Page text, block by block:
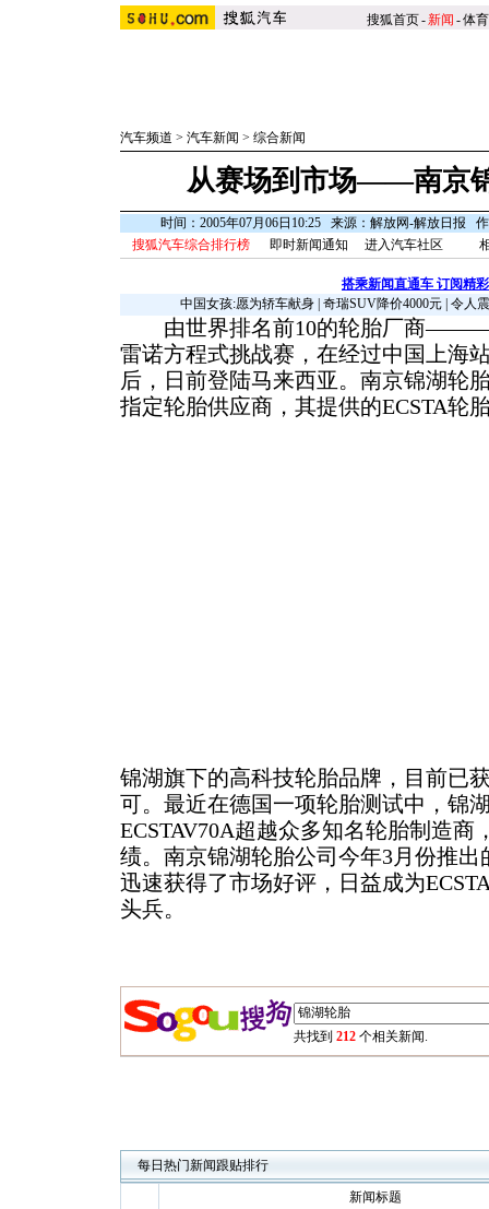
搜狐首页-新闻 -体育
汽车频道 > 汽车新闻 > 综合新闻
从赛场到市场——南京
时间：2005年07月06日10:25 来源：解放网-解放日报
搜狐汽车综合排行榜
即时新闻通知 进入汽车社区
搭乘新闻直通车 订阅精
中国女孩:愿为轿车献身| 奇瑞SUV降价4000元| 令人
由世界排名前10的轮胎厂商———
雷诺方程式挑战赛，在经过中国上海
后，日前登陆马来西亚。南京锦湖轮
指定轮胎供应商，其提供的ECSTA轮
锦湖旗下的高科技轮胎品牌，目前已
可。最近在德国一项轮胎测试中，锦
ECSTAV70A超越众多知名轮胎制造商
绩。南京锦湖轮胎公司今年3月份推出
迅速获得了市场好评，日益成为
头兵。
共找到 212 个相关新闻.
每日热门新闻跟贴排行
新闻标题